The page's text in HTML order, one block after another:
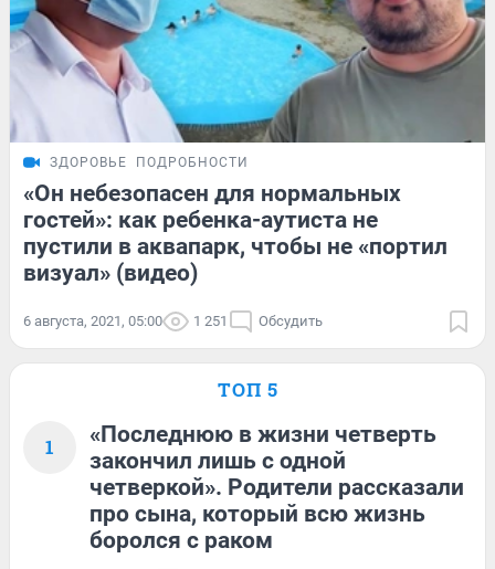
ЗДОРОВЬЕ ПОДРОБНОСТИ
«Он небезопасен для нормальных
гостей»: как ребенка-аутиста не
пустили в аквапарк, чтобы не «портил
визуал» (видео)
6 августа, 2021, 05:00 1 251 Обсудить
ТОП 5
1
«Последнюю в жизни четверть
закончил лишь с одной
четверкой». Родители рассказали
про сына, который всю жизнь
боролся с раком